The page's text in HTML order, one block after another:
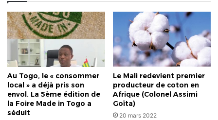
Au Togo, le « consommer
local » a déjà pris son
envol. La 5ème édition de
la Foire Made in Togo a
séduit
Le Mali redevient premier
producteur de coton en
Afrique (Colonel Assimi
Goïta)
20 mars 2022